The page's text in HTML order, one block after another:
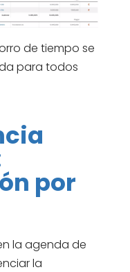
de tiempo se
para todos
por
la agenda de
la